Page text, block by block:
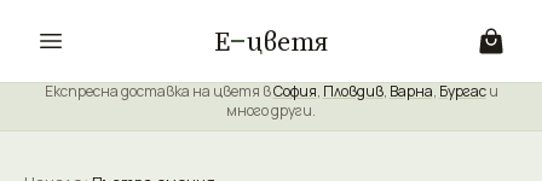
Е цветя
Експресна доставка на цветя вСофия, Пловдив, Варна, Бургаси
много други.